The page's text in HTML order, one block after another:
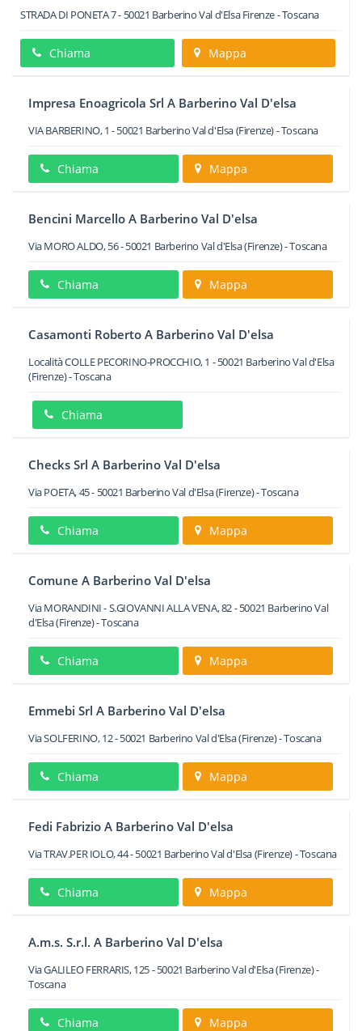
STRADA DI PONETA 7- 50021 Barberino Val d'ElsaFirenze -Toscana
Chiama Mappa
Impresa Enoagricola Srl A Barberino Val D'elsa
VIA BARBERINO, 1 -50021 Barberino Val d'Elsa(Firenze) -Toscana
Chiama Mappa
Bencini Marcello A Barberino Val D'elsa
Via MORO ALDO, 56-50021 Barberino Val d'Elsa(Firenze) -Toscana
Chiama Mappa
Casamonti Roberto A Barberino Val D'elsa
Località COLLE PECORINO-PROCCHIO, 1 -50021 Barberino Val d'Elsa
(Firenze) -Toscana
Chiama
Checks Srl A Barberino Val D'elsa
Via POETA, 45- 50021 Barberino Val d'Elsa(Firenze) -Toscana
Chiama Mappa
Comune A Barberino Val D'elsa
Via MORANDINI - S.GIOVANNI ALLA VENA, 82-50021 Barberino Val
d'Elsa(Firenze) -Toscana
Chiama Mappa
Emmebi Srl A Barberino Val D'elsa
Via SOLFERINO, 12-50021 Barberino Val d'Elsa(Firenze) -Toscana
Chiama Mappa
Fedi Fabrizio A Barberino Val D'elsa
Via TRAV.PER IOLO, 44-50021 Barberino Val d'Elsa(Firenze) -Toscana
Chiama Mappa
A.m.s. S.r.l. A Barberino Val D'elsa
Via GALILEO FERRARIS, 125-50021 Barberino Val d'Elsa(Firenze) -
Toscana
Chiama Mappa